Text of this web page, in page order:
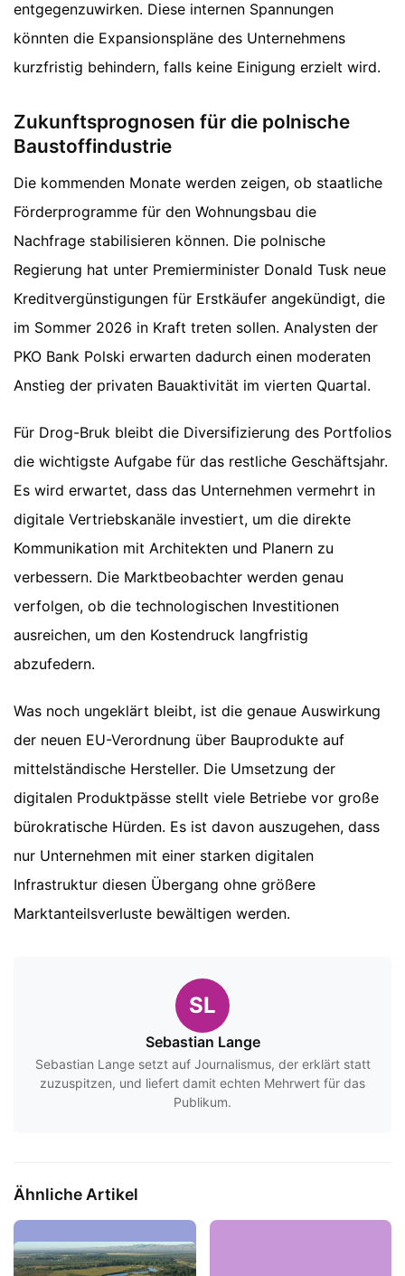
entgegenzuwirken. Diese internen Spannungen
könnten die Expansionspläne des Unternehmens
kurzfristig behindern, falls keine Einigung erzielt wird.
Zukunftsprognosen für die polnische
Baustoffindustrie
Die kommenden Monate werden zeigen, ob staatliche
Förderprogramme für den Wohnungsbau die
Nachfrage stabilisieren können. Die polnische
Regierung hat unter Premierminister Donald Tusk neue
Kreditvergünstigungen für Erstkäufer angekündigt, die
im Sommer 2026 in Kraft treten sollen. Analysten der
PKO Bank Polski erwarten dadurch einen moderaten
Anstieg der privaten Bauaktivität im vierten Quartal.
Für Drog-Bruk bleibt die Diversifizierung des Portfolios
die wichtigste Aufgabe für das restliche Geschäftsjahr.
Es wird erwartet, dass das Unternehmen vermehrt in
digitale Vertriebskanäle investiert, um die direkte
Kommunikation mit Architekten und Planern zu
verbessern. Die Marktbeobachter werden genau
verfolgen, ob die technologischen Investitionen
ausreichen, um den Kostendruck langfristig
abzufedern.
Was noch ungeklärt bleibt, ist die genaue Auswirkung
der neuen EU-Verordnung über Bauprodukte auf
mittelständische Hersteller. Die Umsetzung der
digitalen Produktpässe stellt viele Betriebe vor große
bürokratische Hürden. Es ist davon auszugehen, dass
nur Unternehmen mit einer starken digitalen
Infrastruktur diesen Übergang ohne größere
Marktanteilsverluste bewältigen werden.
SL
Sebastian Lange
Sebastian Lange setzt auf Journalismus, der erklärt statt
zuzuspitzen, und liefert damit echten Mehrwert für das
Publikum.
Ähnliche Artikel